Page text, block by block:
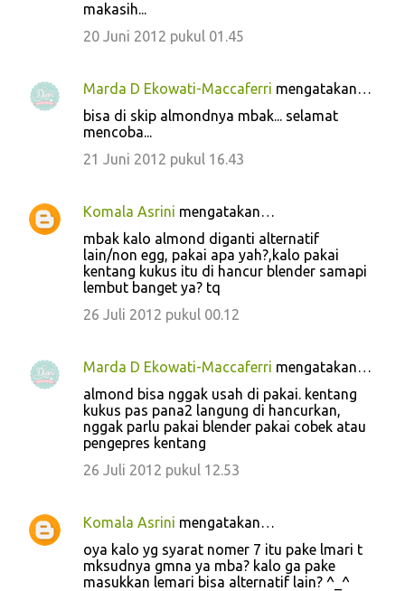
a
r
makasih...
20 Juni 2012 pukul 01.45
Marda D Ekowati-Maccaferri mengatakan…
bisa di skip almondnya mbak... selamat
mencoba...
21 Juni 2012 pukul 16.43
Komala Asrini mengatakan…
mbak kalo almond diganti alternatif
lain/non egg, pakai apa yah?,kalo pakai
kentang kukus itu di hancur blender samapi
lembut banget ya? tq
26 Juli 2012 pukul 00.12
Marda D Ekowati-Maccaferri mengatakan…
almond bisa nggak usah di pakai. kentang
kukus pas pana2 langung di hancurkan,
nggak parlu pakai blender pakai cobek atau
pengepres kentang
26 Juli 2012 pukul 12.53
Komala Asrini mengatakan…
oya kalo yg syarat nomer 7 itu pake lmari t
mksudnya gmna ya mba? kalo ga pake
masukkan lemari bisa alternatif lain? ^_^